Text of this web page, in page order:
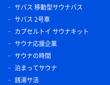
サバス 移動型サウナバス
サバス 2号車
カプセルトイ サウナキット
サウナ応援企業
サウナの時間
泊まってサウナ
銭湯サ活